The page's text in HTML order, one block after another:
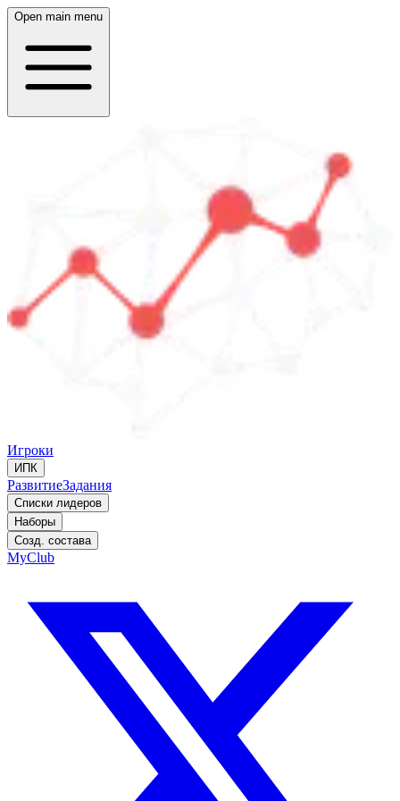
Open main menu
Игроки
ИПК
РазвитиеЗадания
Списки лидеров
Наборы
Созд. состава
MyClub